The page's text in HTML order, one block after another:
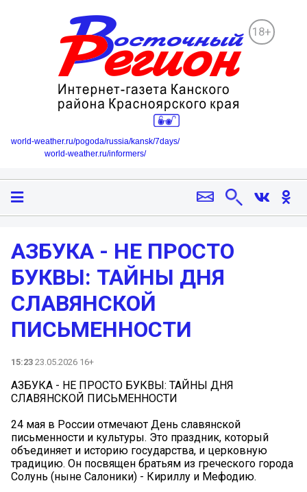
18+
world-weather.ru/pogoda/russia/kansk/7days/
world-weather.ru/informers/
АЗБУКА - НЕ ПРОСТО
БУКВЫ: ТАЙНЫ ДНЯ
СЛАВЯНСКОЙ
ПИСЬМЕННОСТИ
15:23 23.05.2026 16+
АЗБУКА - НЕ ПРОСТО БУКВЫ: ТАЙНЫ ДНЯ
СЛАВЯНСКОЙ ПИСЬМЕННОСТИ
24 мая в России отмечают День славянской
письменности и культуры. Это праздник, который
объединяет и историю государства, и церковную
традицию. Он посвящен братьям из греческого города
Солунь (ныне Салоники) - Кириллу и Мефодию.